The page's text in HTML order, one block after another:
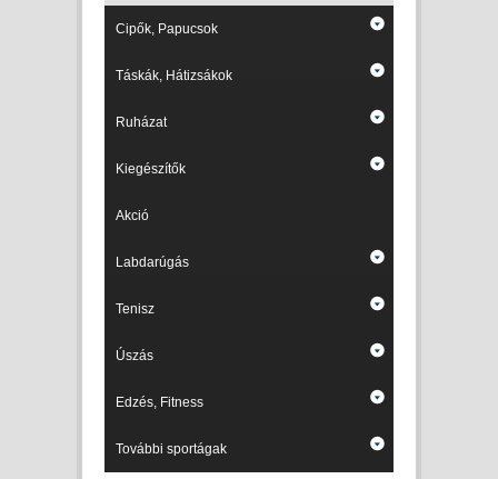
Cipők, Papucsok
Táskák, Hátizsákok
Ruházat
Kiegészítők
Akció
Labdarúgás
Tenisz
Úszás
Edzés, Fitness
További sportágak